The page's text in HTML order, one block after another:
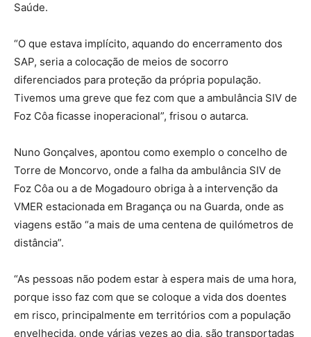
Saúde.
“O que estava implícito, aquando do encerramento dos
SAP, seria a colocação de meios de socorro
diferenciados para proteção da própria população.
Tivemos uma greve que fez com que a ambulância SIV de
Foz Côa ficasse inoperacional”, frisou o autarca.
Nuno Gonçalves, apontou como exemplo o concelho de
Torre de Moncorvo, onde a falha da ambulância SIV de
Foz Côa ou a de Mogadouro obriga à a intervenção da
VMER estacionada em Bragança ou na Guarda, onde as
viagens estão “a mais de uma centena de quilómetros de
distância”.
“As pessoas não podem estar à espera mais de uma hora,
porque isso faz com que se coloque a vida dos doentes
em risco, principalmente em territórios com a população
envelhecida, onde várias vezes ao dia, são transportadas